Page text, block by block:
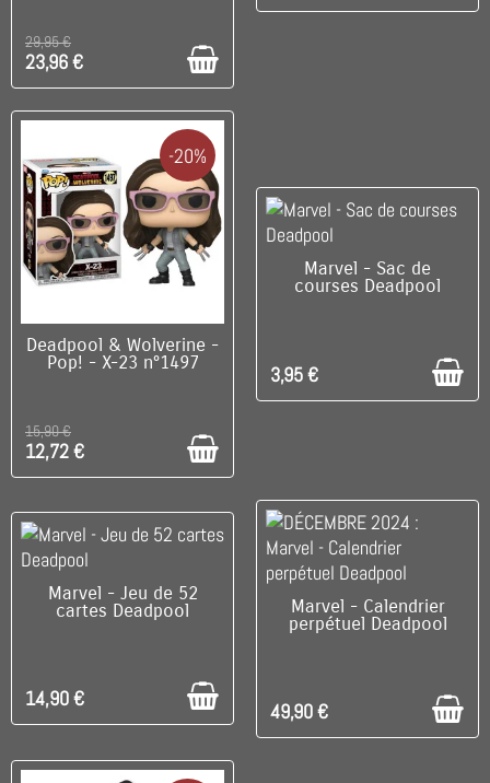
29,95 €
23,96 €
-20%
DISPONIBLE
Deadpool & Wolverine -
Pop! - X-23 n°1497
15,90 €
12,72 €
C'EST LE DERNIER !
Marvel - Sac de
courses Deadpool
3,95 €
C'EST LE DERNIER !
Marvel - Jeu de 52
cartes Deadpool
14,90 €
C'EST LE DERNIER !
Marvel - Calendrier
perpétuel Deadpool
49,90 €